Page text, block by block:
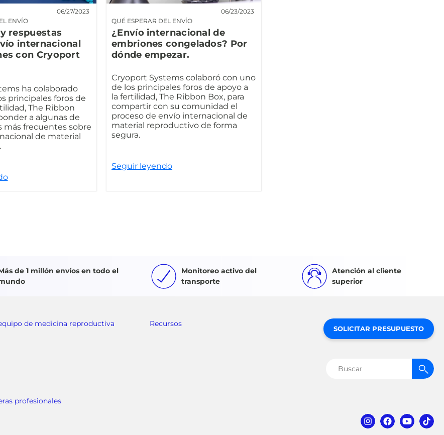
ENVÍO
06/27/2023
respuestas
internacional
con Cryoport
ha colaborado
principales foros de
The Ribbon
a algunas de
más frecuentes sobre
de material
QUÉ ESPERAR DEL ENVÍO
06/23/2023
¿Envío internacional de
embriones congelados? Por
dónde empezar.
Cryoport Systems colaboró con uno
de los principales foros de apoyo a
la fertilidad, The Ribbon Box, para
compartir con su comunidad el
proceso de envío internacional de
material reproductivo de forma
segura.
Seguir leyendo
de 1 millón envíos en todo el
Monitoreo activo del
transporte
Atención al cliente
superior
de medicina reproductiva
Recursos
profesionales
SOLICITAR PRESUPUESTO
Buscar: